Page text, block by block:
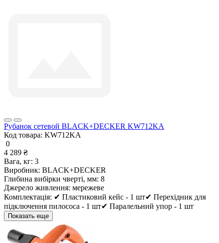
Рубанок сетевой BLACK+DECKER KW712KA
Код товара: KW712KA
0
4 289 ₴
Вага, кг: 3
Виробник: BLACK+DECKER
Глибина вибірки чверті, мм: 8
Джерело живлення: мережеве
Комплектація: ✔ Пластиковий кейс - 1 шт✔ Перехідник для
підключення пилососа - 1 шт✔ Паралельний упор - 1 шт
Показать еще